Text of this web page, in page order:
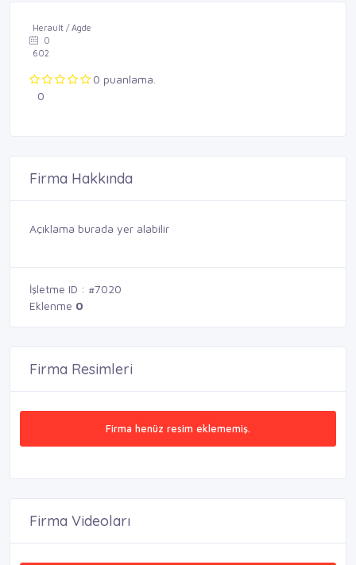
Herault / Agde
0
602
0 puanlama.
0
Firma Hakkında
Açıklama burada yer alabilir
İşletme ID : #7020
Eklenme 0
Firma Resimleri
Firma henüz resim eklememiş.
Firma Videoları